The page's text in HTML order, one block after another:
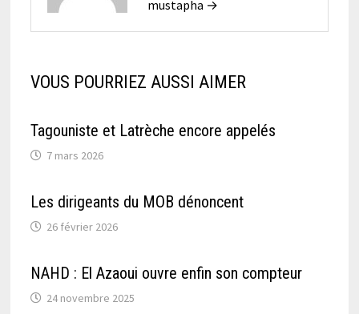
mustapha →
VOUS POURRIEZ AUSSI AIMER
Tagouniste et Latrèche encore appelés
7 mars 2026
Les dirigeants du MOB dénoncent
26 février 2026
NAHD : El Azaoui ouvre enfin son compteur
24 novembre 2025